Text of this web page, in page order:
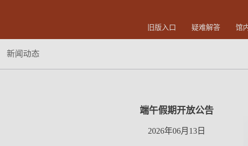
旧版入口 疑难解答 馆
新闻动态
端午假期开放公告
2026年06月13日